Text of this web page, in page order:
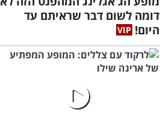
דומה לשום דבר שראיתם עד
היום!